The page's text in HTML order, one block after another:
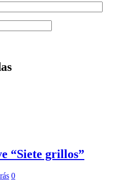
“Siete grillos”
0